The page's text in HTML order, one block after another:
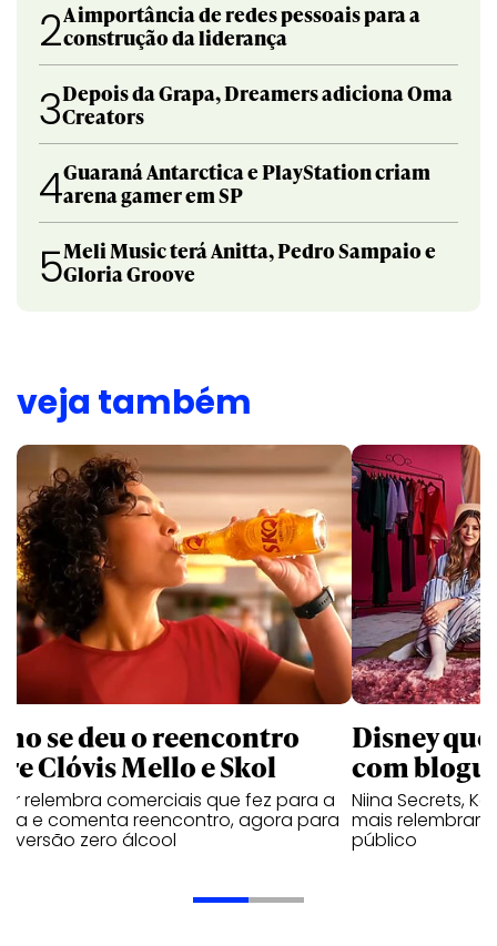
2A importância de redes pessoais para a
construção da liderança
3Depois da Grapa, Dreamers adiciona Oma
Creators
4Guaraná Antarctica e PlayStation criam
arena gamer em SP
5Meli Music terá Anitta, Pedro Sampaio e
Gloria Groove
veja também
se deu o reencontro
Clóvis Mello e Skol
relembra comerciais que fez para a
e comenta reencontro, agora para
versão zero álcool
Disney
com
Niina Secrets,
mais
público